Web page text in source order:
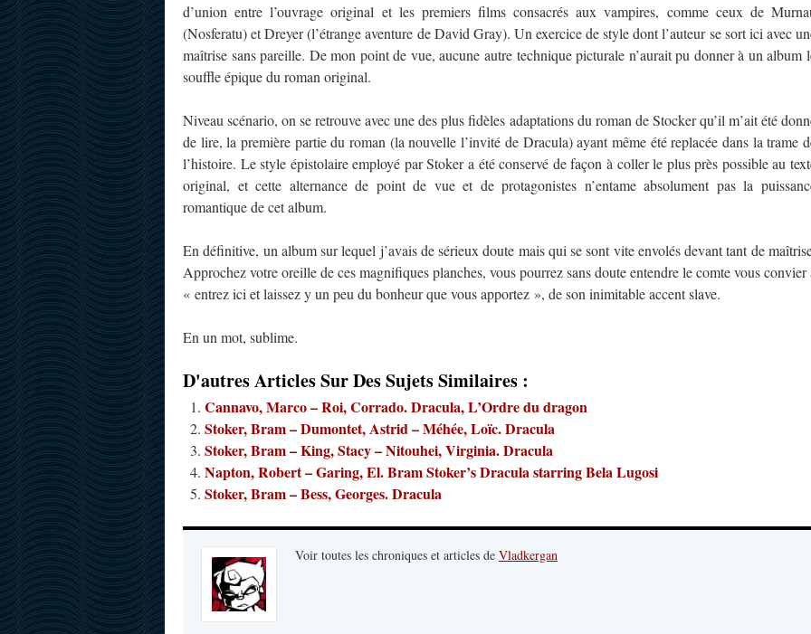
d’union entre l’ouvrage original et les premiers films consacrés aux vampires, comme ceux de
(Nosferatu) et Dreyer (l’étrange aventure de David Gray). Un exercice de style dont l’auteur se sort ici avec
maîtrise sans pareille. De mon point de vue, aucune autre technique picturale n’aurait pu donner à un album
souffle épique du roman original.
Niveau scénario, on se retrouve avec une des plus fidèles adaptations du roman de Stocker qu’il m’ait été
de lire, la première partie du roman (la nouvelle l’invité de Dracula) ayant même été replacée dans la trame
l’histoire. Le style épistolaire employé par Stoker a été conservé de façon à coller le plus près possible au
original, et cette alternance de point de vue et de protagonistes n’entame absolument pas la
romantique de cet album.
En définitive, un album sur lequel j’avais de sérieux doute mais qui se sont vite envolés devant tant de
Approchez votre oreille de ces magnifiques planches, vous pourrez sans doute entendre le comte vous convier
« entrez ici et laissez y un peu du bonheur que vous apportez », de son inimitable accent slave.
En un mot, sublime.
D'autres Articles Sur Des Sujets Similaires :
Cannavo, Marco – Roi, Corrado. Dracula, L’Ordre du dragon
Stoker, Bram – Dumontet, Astrid – Méhée, Loïc. Dracula
Stoker, Bram – King, Stacy – Nitouhei, Virginia. Dracula
Napton, Robert – Garing, El. Bram Stoker’s Dracula starring Bela Lugosi
Stoker, Bram – Bess, Georges. Dracula
Voir toutes les chroniques et articles de Vladkergan